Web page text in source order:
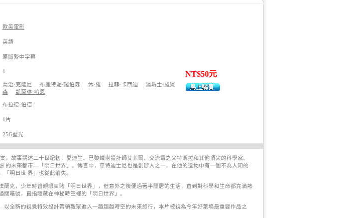
歐美電影
英語
原版繁中字幕
1
喬治·克隆尼 布麗特妮·羅伯森 休·羅 拉菲·卡西迪
湯瑪士·羅賓
森
凱薩琳·哈恩
布拉德·伯德
1片
25G藍光
NT$50元
，故事講述二十世紀初，愛迪生、巴黎鐵塔設計師艾菲爾、交流電之父特斯拉和其他頂尖的科學家、
的未來都市—「明日世界」。傳言中，華特迪士尼也是創辦人之一，在他的遺物中有一個不為人知的
明日世 界」也從此消失。
蘭克，少年時曾親眼目睹「明日世界」，但意外之後便過著半隱居的生活，直到對科學和生命都充滿熱
暗號，直指隱藏在神秘時空裡的「明日世界」。
全新的視覺特效設計帶領觀眾進入一趟超越時空的未來旅行，本片被視為今年好萊塢最重要作品之